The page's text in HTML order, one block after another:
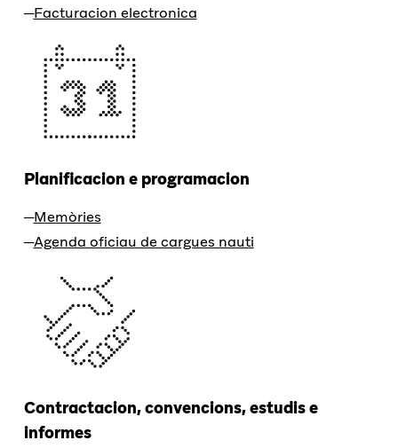
Facturacion electronica
Planificacion e programacion
Memòries
Agenda oficiau de cargues nauti
Contractacion, convencions, estudis e
informes